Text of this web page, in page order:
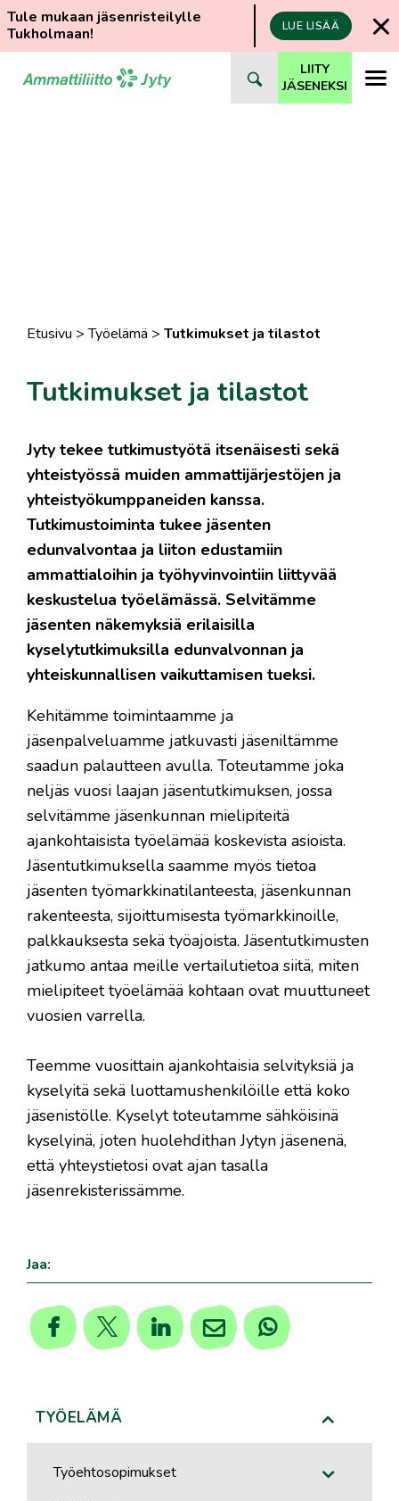
Tule mukaan jäsenristeilylle
Tukholmaan!
LUE LISÄÄ
suoraan
LIITY
JÄSENEKSI
Etusivu >Työelämä > Tutkimukset ja tilastot
Tutkimukset ja tilastot
Jyty tekee tutkimustyötä itsenäisesti sekä
yhteistyössä muiden ammattijärjestöjen ja
yhteistyökumppaneiden kanssa.
Tutkimustoiminta tukee jäsenten
edunvalvontaa ja liiton edustamiin
ammattialoihin ja työhyvinvointiin liittyvää
keskustelua työelämässä. Selvitämme
jäsenten näkemyksiä erilaisilla
kyselytutkimuksilla edunvalvonnan ja
yhteiskunnallisen vaikuttamisen tueksi.
Kehitämme toimintaamme ja
jäsenpalveluamme jatkuvasti jäseniltämme
saadun palautteen avulla. Toteutamme joka
neljäs vuosi laajan jäsentutkimuksen, jossa
selvitämme jäsenkunnan mielipiteitä
ajankohtaisista työelämää koskevista asioista.
Jäsentutkimuksella saamme myös tietoa
jäsenten työmarkkinatilanteesta, jäsenkunnan
rakenteesta, sijoittumisesta työmarkkinoille,
palkkauksesta sekä työajoista. Jäsentutkimusten
jatkumo antaa meille vertailutietoa siitä, miten
mielipiteet työelämää kohtaan ovat muuttuneet
vuosien varrella.
Teemme vuosittain ajankohtaisia selvityksiä ja
kyselyitä sekä luottamushenkilöille että koko
jäsenistölle. Kyselyt toteutamme sähköisinä
kyselyinä, joten huolehdithan Jytyn jäsenenä,
että yhteystietosi ovat ajan tasalla
jäsenrekisterissämme.
Jaa:
TYÖELÄMÄ
Työehtosopimukset